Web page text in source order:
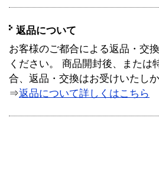
返品について
お客様のご都合による返品・交
ください。 商品開封後、または
合、返品・交換はお受けいたし
⇒返品について詳しくはこちら